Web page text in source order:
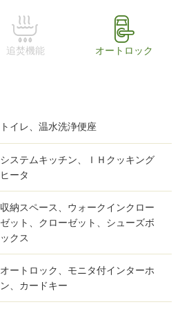
追焚機能 オートロック
トイレ、温水洗浄便座
システムキッチン、ＩＨクッキング
ヒータ
収納スペース、ウォークインクロー
ゼット、クローゼット、シューズボ
ックス
オートロック、モニタ付インターホ
ン、カードキー